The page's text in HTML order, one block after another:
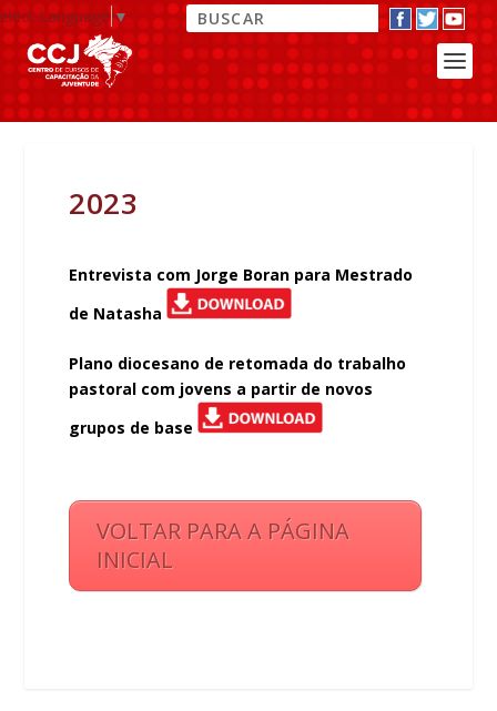
Language▼
2023
Entrevista com Jorge Boran para Mestrado
de Natasha
Plano diocesano de retomada do trabalho
pastoral com jovens a partir de novos
grupos de base
VOLTAR PARA A PÁGINA
INICIAL